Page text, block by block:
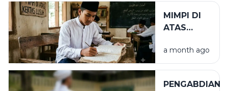
MIMPI DI
ATAS
LUSUH
a month ago
PENGABDIAN